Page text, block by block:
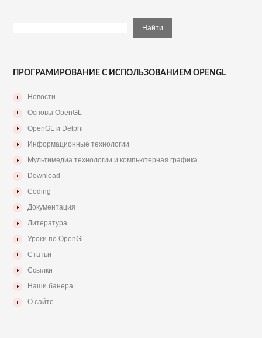
ПРОГРАМИРОВАНИЕ С ИСПОЛЬЗОВАНИЕМ OPENGL
Новости
Основы OpenGL
OpenGL и Delphi
Информационные технологии
Мультимедиа технологии и компьютерная графика
Download
Coding
Документация
Литература
Уроки по OpenGl
Статьи
Ссылки
Наши банера
О сайте